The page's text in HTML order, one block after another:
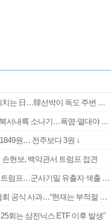
[속보] 여전히 ‘독도는 우리땅’ 외치는 日…韓선박이 독도 주변 해양조사 활동하자 반발
부산 울산 경남 구름 많고 경남 북서내륙 소나기…폭염·열대야 계속
원… 전주보다 3원 ↓
손현보, 백악관서 트럼프 접견
‘탄약 부족 사태’ 보도에 격노한 트럼프…군사기밀 유출자 색출 지시
[속보] ‘심판 성접대’ 논란 축구협회 공식 사과…“현재는 부적절 행위 없어”
회는 삼전닉스 ETF 이후 발생"